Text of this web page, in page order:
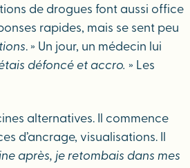
de drogues font aussi office
rapides, mais se sent peu
. » Un jour, un médecin lui
défoncé et accro. » Les
alternatives. Il commence
d’ancrage, visualisations. Il
après, je retombais dans mes